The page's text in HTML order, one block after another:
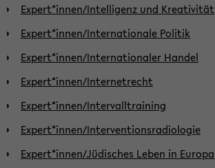
Expert*innen/Intelligenz und Kreativität
Expert*innen/Internationale Politik
Expert*innen/Internationaler Handel
Expert*innen/Internetrecht
Expert*innen/Intervalltraining
Expert*innen/Interventionsradiologie
Expert*innen/Jüdisches Leben in Europa